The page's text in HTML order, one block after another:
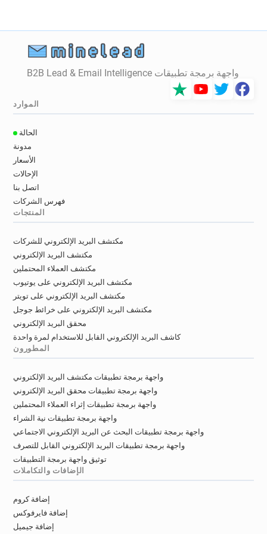
واجهة برمجة تطبيقات B2B Lead & Email Intelligence
الموارد
الحالة
مدونة
الأسعار
الإحالات
اتصل بنا
فهرس الشركات
المنتجات
مكتشف البريد الإلكتروني للشركات
مكتشف البريد الإلكتروني
مكتشف العملاء المحتملين
مكتشف البريد الإلكتروني على يوتيوب
مكتشف البريد الإلكتروني على تويتر
مكتشف البريد الإلكتروني على خرائط جوجل
محقق البريد الإلكتروني
كاشف البريد الإلكتروني القابل للاستخدام لمرة واحدة
المطورون
واجهة برمجة تطبيقات مكتشف البريد الإلكتروني
واجهة برمجة تطبيقات محقق البريد الإلكتروني
واجهة برمجة تطبيقات إثراء العملاء المحتملين
واجهة برمجة تطبيقات نية الشراء
واجهة برمجة تطبيقات البحث عن البريد الإلكتروني الاجتماعي
واجهة برمجة تطبيقات البريد الإلكتروني القابل للتصرف
توثيق واجهة برمجة التطبيقات
الإضافات والتكاملات
إضافة كروم
إضافة فايرفوكس
إضافة جيميل